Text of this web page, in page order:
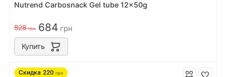
Nutrend Carbosnack Gel tube 12x50g
828грн 684 грн
Купить
Скидка 220 грн